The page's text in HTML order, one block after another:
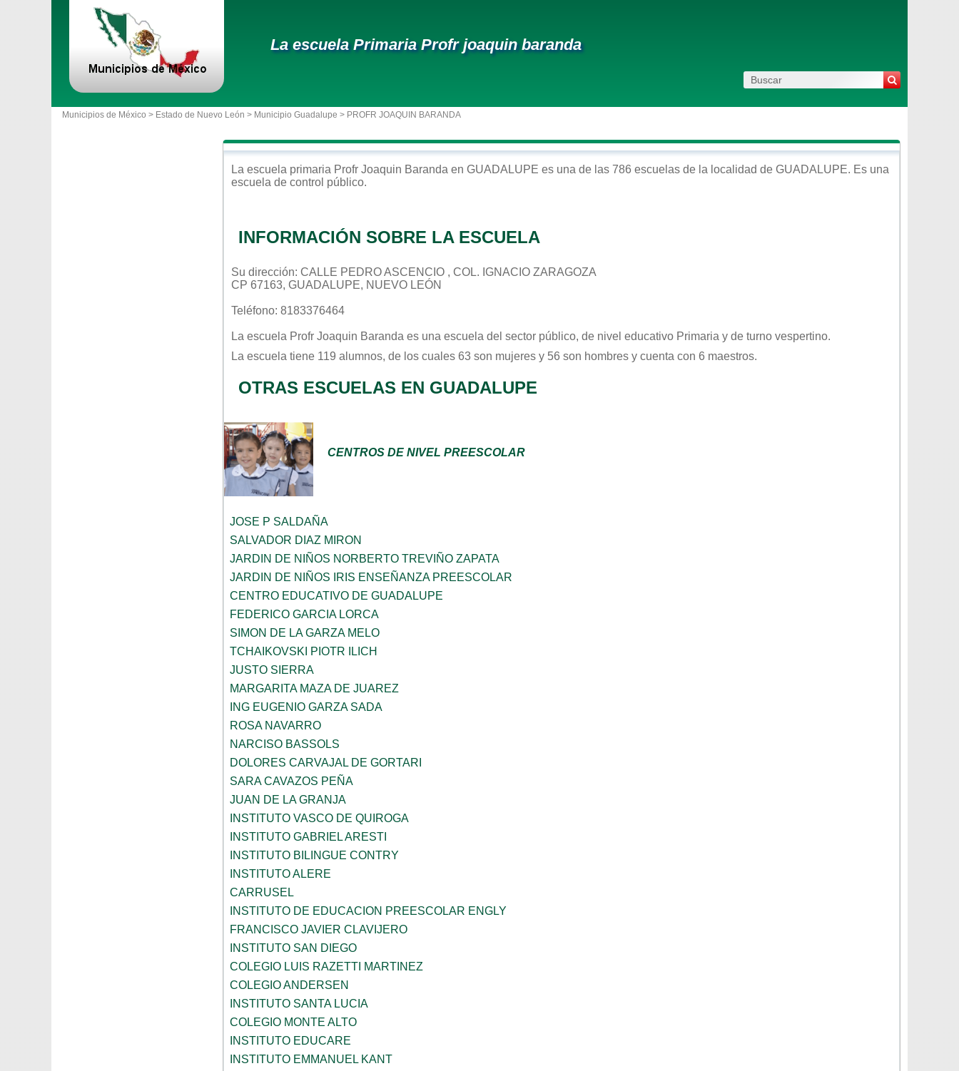
La escuela Primaria Profr joaquin baranda
Municipios de México > Estado de Nuevo León > Municipio Guadalupe > PROFR JOAQUIN BARANDA
La escuela primaria Profr Joaquin Baranda en GUADALUPE es una de las 786 escuelas de la localidad de GUADALUPE. Es una
escuela de control público.
INFORMACIÓN SOBRE LA ESCUELA
Su dirección: CALLE PEDRO ASCENCIO , COL. IGNACIO ZARAGOZA
CP 67163, GUADALUPE, NUEVO LEÓN
Teléfono: 8183376464
La escuela Profr Joaquin Baranda es una escuela del sector público, de nivel educativo Primaria y de turno vespertino.
La escuela tiene 119 alumnos, de los cuales 63 son mujeres y 56 son hombres y cuenta con 6 maestros.
OTRAS ESCUELAS EN GUADALUPE
CENTROS DE NIVEL PREESCOLAR
JOSE P SALDAÑA
SALVADOR DIAZ MIRON
JARDIN DE NIÑOS NORBERTO TREVIÑO ZAPATA
JARDIN DE NIÑOS IRIS ENSEÑANZA PREESCOLAR
CENTRO EDUCATIVO DE GUADALUPE
FEDERICO GARCIA LORCA
SIMON DE LA GARZA MELO
TCHAIKOVSKI PIOTR ILICH
JUSTO SIERRA
MARGARITA MAZA DE JUAREZ
ING EUGENIO GARZA SADA
ROSA NAVARRO
NARCISO BASSOLS
DOLORES CARVAJAL DE GORTARI
SARA CAVAZOS PEÑA
JUAN DE LA GRANJA
INSTITUTO VASCO DE QUIROGA
INSTITUTO GABRIEL ARESTI
INSTITUTO BILINGUE CONTRY
INSTITUTO ALERE
CARRUSEL
INSTITUTO DE EDUCACION PREESCOLAR ENGLY
FRANCISCO JAVIER CLAVIJERO
INSTITUTO SAN DIEGO
COLEGIO LUIS RAZETTI MARTINEZ
COLEGIO ANDERSEN
INSTITUTO SANTA LUCIA
COLEGIO MONTE ALTO
INSTITUTO EDUCARE
INSTITUTO EMMANUEL KANT